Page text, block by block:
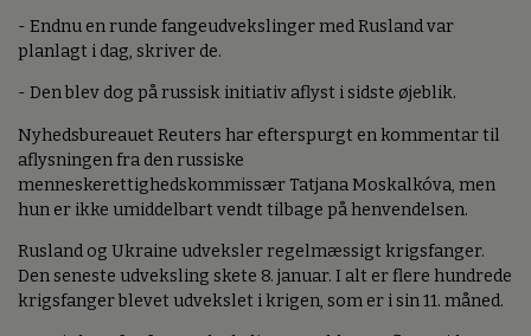
- Endnu en runde fangeudvekslinger med Rusland var
planlagt i dag, skriver de.
- Den blev dog på russisk initiativ aflyst i sidste øjeblik.
Nyhedsbureauet Reuters har efterspurgt en kommentar til
aflysningen fra den russiske
menneskerettighedskommissær Tatjana Moskalkóva, men
hun er ikke umiddelbart vendt tilbage på henvendelsen.
Rusland og Ukraine udveksler regelmæssigt krigsfanger.
Den seneste udveksling skete 8. januar. I alt er flere hundrede
krigsfanger blevet udvekslet i krigen, som er i sin 11. måned.